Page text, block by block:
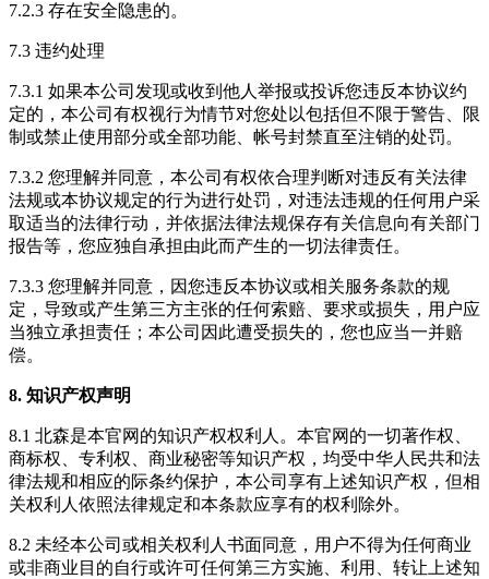
7.2.3 存在安全隐患的。
7.3 违约处理
7.3.1 如果本公司发现或收到他人举报或投诉您违反本协议约
定的，本公司有权视行为情节对您处以包括但不限于警告、限
制或禁止使用部分或全部功能、帐号封禁直至注销的处罚。
7.3.2 您理解并同意，本公司有权依合理判断对违反有关法律
法规或本协议规定的行为进行处罚，对违法违规的任何用户采
取适当的法律行动，并依据法律法规保存有关信息向有关部门
报告等，您应独自承担由此而产生的一切法律责任。
7.3.3 您理解并同意，因您违反本协议或相关服务条款的规
定，导致或产生第三方主张的任何索赔、要求或损失，用户应
当独立承担责任；本公司因此遭受损失的，您也应当一并赔
偿。
8. 知识产权声明
8.1 北森是本官网的知识产权权利人。本官网的一切著作权、
商标权、专利权、商业秘密等知识产权，均受中华人民共和法
律法规和相应的际条约保护，本公司享有上述知识产权，但相
关权利人依照法律规定和本条款应享有的权利除外。
8.2 未经本公司或相关权利人书面同意，用户不得为任何商业
或非商业目的自行或许可任何第三方实施、利用、转让上述知